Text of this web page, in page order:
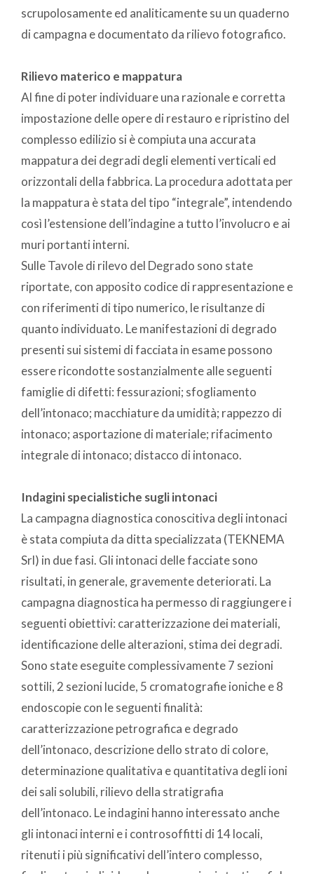
scrupolosamente ed analiticamente su un quaderno
di campagna e documentato da rilievo fotografico.
Rilievo materico e mappatura
Al fine di poter individuare una razionale e corretta
impostazione delle opere di restauro e ripristino del
complesso edilizio si è compiuta una accurata
mappatura dei degradi degli elementi verticali ed
orizzontali della fabbrica. La procedura adottata per
la mappatura è stata del tipo “integrale”, intendendo
così l’estensione dell’indagine a tutto l’involucro e ai
muri portanti interni.
Sulle Tavole di rilevo del Degrado sono state
riportate, con apposito codice di rappresentazione e
con riferimenti di tipo numerico, le risultanze di
quanto individuato. Le manifestazioni di degrado
presenti sui sistemi di facciata in esame possono
essere ricondotte sostanzialmente alle seguenti
famiglie di difetti: fessurazioni; sfogliamento
dell’intonaco; macchiature da umidità; rappezzo di
intonaco; asportazione di materiale; rifacimento
integrale di intonaco; distacco di intonaco.
Indagini specialistiche sugli intonaci
La campagna diagnostica conoscitiva degli intonaci
è stata compiuta da ditta specializzata (TEKNEMA
Srl) in due fasi. Gli intonaci delle facciate sono
risultati, in generale, gravemente deteriorati. La
campagna diagnostica ha permesso di raggiungere i
seguenti obiettivi: caratterizzazione dei materiali,
identificazione delle alterazioni, stima dei degradi.
Sono state eseguite complessivamente 7 sezioni
sottili, 2 sezioni lucide, 5 cromatografie ioniche e 8
endoscopie con le seguenti finalità:
caratterizzazione petrografica e degrado
dell’intonaco, descrizione dello strato di colore,
determinazione qualitativa e quantitativa degli ioni
dei sali solubili, rilievo della stratigrafia
dell’intonaco. Le indagini hanno interessato anche
gli intonaci interni e i controsoffitti di 14 locali,
ritenuti i più significativi dell’intero complesso,